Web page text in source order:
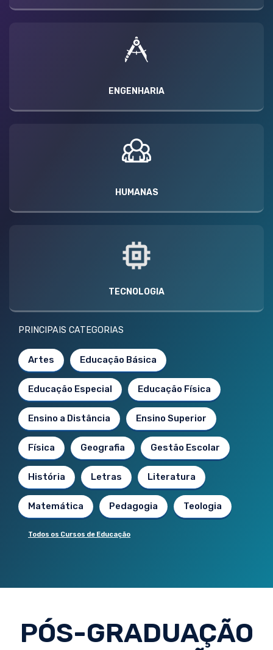
ENGENHARIA
HUMANAS
TECNOLOGIA
PRINCIPAIS CATEGORIAS
Artes Educação Básica
Educação Especial Educação Física
Ensino a Distância Ensino Superior
Física Geografia Gestão Escolar
História Letras Literatura
Matemática Pedagogia Teologia
Todos os Cursos de Educação
PÓS-GRADUAÇÃO